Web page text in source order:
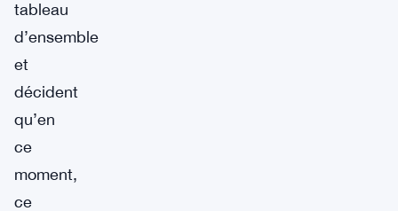
tableau
d’ensemble
et
décident
qu’en
ce
moment,
ce